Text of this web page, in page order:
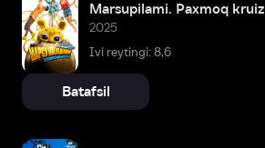
Marsupilami. Paxmoq kruiz
2025
Ivi reytingi: 8,6
Batafsil